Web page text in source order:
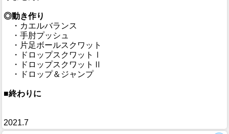
◎動き作り
・カエルバランス
・手肘プッシュ
・片足ボールスクワット
・ドロップスクワットⅠ
・ドロップスクワットⅡ
・ドロップ＆ジャンプ
■終わりに
2021.7